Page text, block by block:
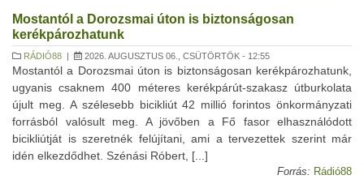
Mostantól a Dorozsmai úton is biztonságosan
kerékpározhatunk
RÁDIÓ88 | 2026. AUGUSZTUS 06., CSÜTÖRTÖK - 12:55
Mostantól a Dorozsmai úton is biztonságosan kerékpározhatunk,
ugyanis csaknem 400 méteres kerékpárút-szakasz útburkolata
újult meg. A szélesebb bicikliút 42 millió forintos önkormányzati
forrásból valósult meg. A jövőben a Fő fasor elhasználódott
bicikliútját is szeretnék felújítani, ami a tervezettek szerint már
idén elkezdődhet. Szénási Róbert, [...]
Forrás: Rádió88